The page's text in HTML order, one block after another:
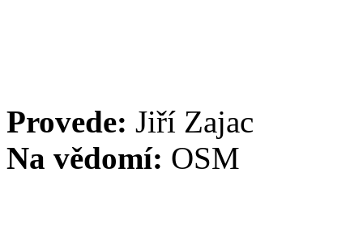
Provede: Jiří Zajac
Na vědomí: OSM